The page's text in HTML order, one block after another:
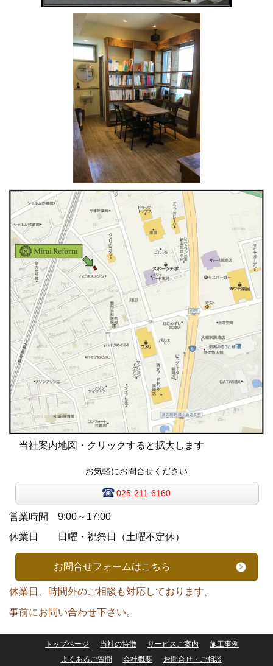
当社案内地図・クリックすると拡大します
お気軽にお問合せください
025-211-6160
営業時間 9:00～17:00
休業日 日曜・祝祭日（土曜不定休）
お問合せフォームはこちら
休業日、時間外のご相談も対応しております。
事前にお問い合わせ下さい。
トップページ 当社の特徴 サービスご案内
施工事例
よくあるご質問
会社概要 お問合せ・ご相談